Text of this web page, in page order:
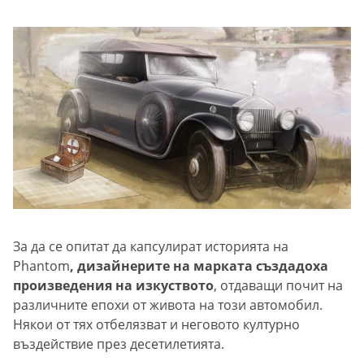
За да се опитат да капсулират историята на
Phantom, дизайнерите на марката създадоха
произведения на изкуството, отдаващи почит на
различните епохи от живота на този автомобил.
Някои от тях отбелязват и неговото културно
въздействие през десетилетията.